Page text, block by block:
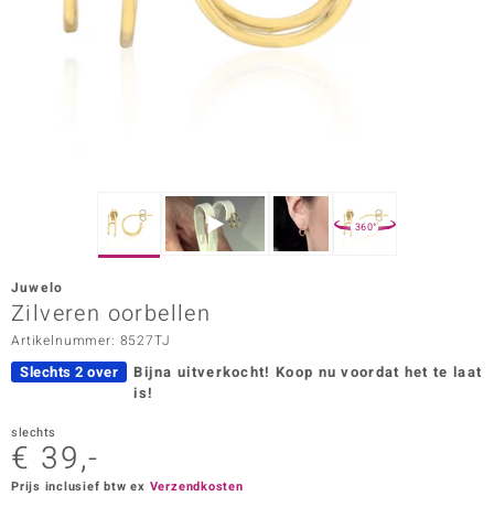
Vogue
in Italy
Paraíso
360°
Juwelo
Zilveren oorbellen
Artikelnummer: 8527TJ
Slechts 2 over Bijna uitverkocht! Koop nu voordat het te laat
is!
slechts
€ 39,-
Prijs inclusief btw ex Verzendkosten